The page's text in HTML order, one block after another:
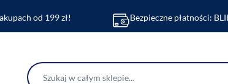
od 199 zł! Bezpieczne płatności: